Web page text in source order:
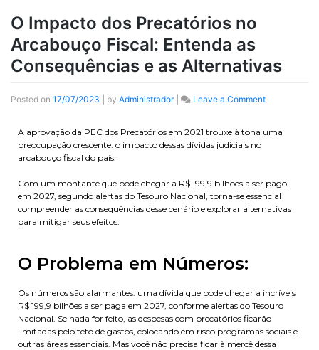
O Impacto dos Precatórios no
Arcabouço Fiscal: Entenda as
Consequências e as Alternativas​
Posted on 17/07/2023 by Administrador| Leave a Comment
A aprovação da PEC dos Precatórios em 2021 trouxe à tona uma
preocupação crescente: o impacto dessas dívidas judiciais no
arcabouço fiscal do país.
Com um montante que pode chegar a R$ 199,9 bilhões a ser pago
em 2027, segundo alertas do Tesouro Nacional, torna-se essencial
compreender as consequências desse cenário e explorar alternativas
para mitigar seus efeitos.
O Problema em Números:
Os números são alarmantes: uma dívida que pode chegar a incríveis
R$ 199,9 bilhões a ser paga em 2027, conforme alertas do Tesouro
Nacional. Se nada for feito, as despesas com precatórios ficarão
limitadas pelo teto de gastos, colocando em risco programas sociais e
outras áreas essenciais. Mas você não precisa ficar à mercê dessa